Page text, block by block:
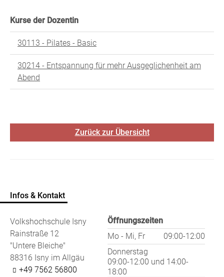
Kurse der Dozentin
30113 - Pilates - Basic
30214 - Entspannung für mehr Ausgeglichenheit am
Abend
Zurück zur Übersicht
Infos & Kontakt
Volkshochschule Isny
Rainstraße 12
"Untere Bleiche"
88316 Isny im Allgäu
+49 7562 56800
Öffnungszeiten
Mo - Mi, Fr
09:00-12:00
Donnerstag
09:00-12:00 und 14:00-
18:00